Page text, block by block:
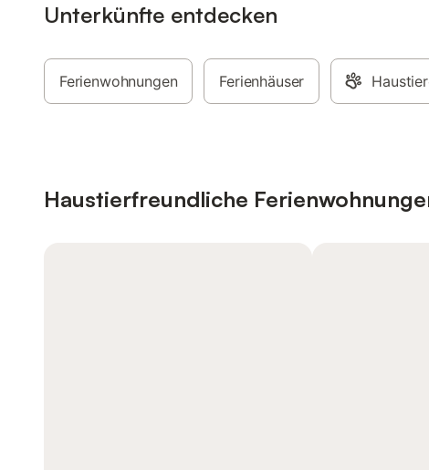
Unterkünfte entdecken
Ferienwohnungen Ferienhäuser
Haustierfreundliche